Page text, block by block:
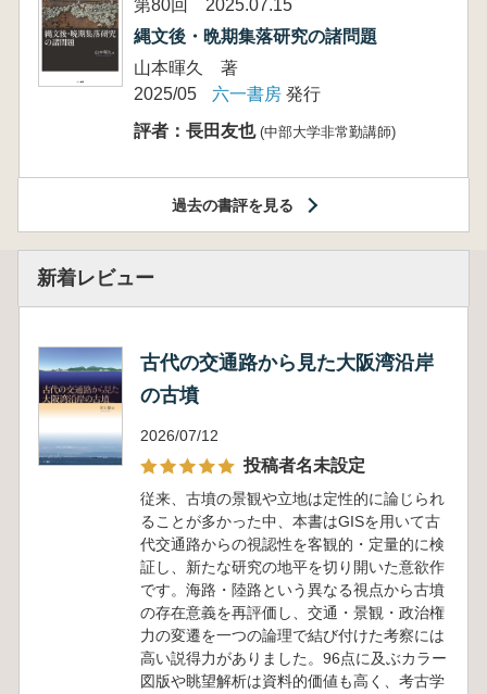
第80回 2025.07.15
縄文後・晩期集落研究の諸問題
山本暉久 著
2025/05
六一書房 発行
評者：長田友也 (中部大学非常勤講師)
過去の書評を見る
新着レビュー
古代の交通路から見た大阪湾沿岸
の古墳
2026/07/12
投稿者名未設定
従来、古墳の景観や立地は定性的に論じられ
ることが多かった中、本書はGISを用いて古
代交通路からの視認性を客観的・定量的に検
証し、新たな研究の地平を切り開いた意欲作
です。海路・陸路という異なる視点から古墳
の存在意義を再評価し、交通・景観・政治権
力の変遷を一つの論理で結び付けた考察には
高い説得力がありました。96点に及ぶカラー
図版や眺望解析は資料的価値も高く、考古学